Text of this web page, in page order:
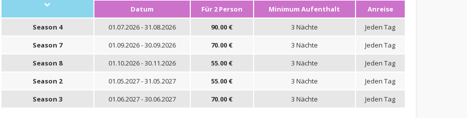
Datum Für 2 Person Minimum Aufenthalt
Anreise
Season 4
01.07.2026 - 31.08.2026 90.00 € 3 Nächte
Jeden Tag
Season 7
01.09.2026 - 30.09.2026 70.00 € 3 Nächte
Jeden Tag
Season 8
01.10.2026 - 30.11.2026 55.00 € 3 Nächte
Jeden Tag
Season 2
01.05.2027 - 31.05.2027 55.00 € 3 Nächte
Jeden Tag
Season 3
01.06.2027 - 30.06.2027 70.00 € 3 Nächte Jeden Tag